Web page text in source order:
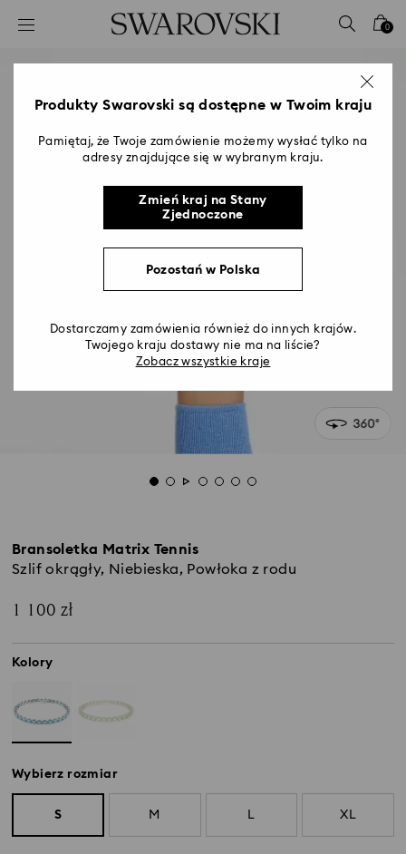
Lista kluczy dostępu
2 - Stopka
0
Bransoletka Matrix Tennis
Szlif okrągły, Niebieska, Powłoka z rodu
1 100 zł
Kolory
Wybierz rozmiar
S M L XL
Produkty Swarovski są dostępne w Twoim kraju
Pamiętaj, że Twoje zamówienie możemy wysłać tylko na
adresy znajdujące się w wybranym kraju.
Zmień kraj na Stany
Zjednoczone
Pozostań w Polska
Dostarczamy zamówienia również do innych krajów.
Twojego kraju dostawy nie ma na liście?
Zobacz wszystkie kraje